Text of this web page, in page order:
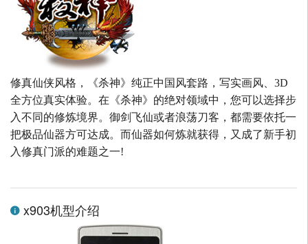
修真仙侠风格，《杀神》纯正中国风套路，写实画风、3D
全方位真实体验。在《杀神》的绝对领域中，您可以选择步
入不同的修炼境界。御剑飞仙或者浪荡刀客，都需要依托一
把极品仙器方可达成。而仙器如何炼就获得，又成了新手初
入修真门派的难题之一!
x903机型介绍